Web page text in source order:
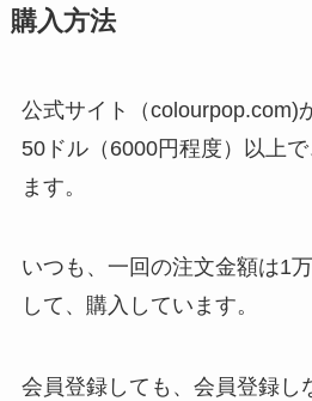
購入方法
公式サイト（colourpop.com)
50ドル（6000円程度）以上
ます。
いつも、一回の注文金額は1
して、購入しています。
会員登録しても、会員登録し